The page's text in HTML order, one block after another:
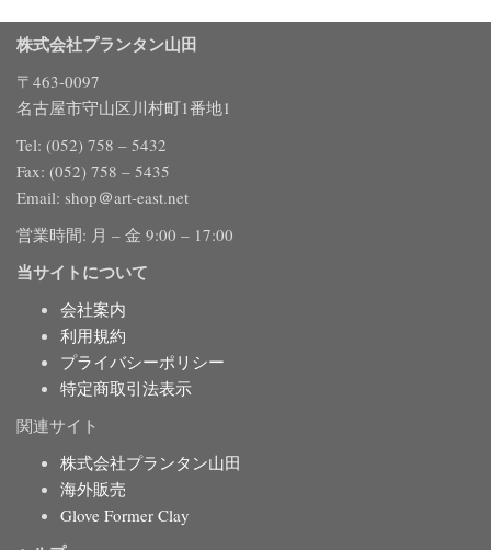
株式会社プランタン山田
〒463-0097
名古屋市守山区川村町1番地1
Tel: (052) 758 – 5432
Fax: (052) 758 – 5435
Email: shop＠art-east.net
営業時間: 月 – 金 9:00 – 17:00
当サイトについて
会社案内
利用規約
プライバシーポリシー
特定商取引法表示
関連サイト
株式会社プランタン山田
海外販売
Glove Former Clay